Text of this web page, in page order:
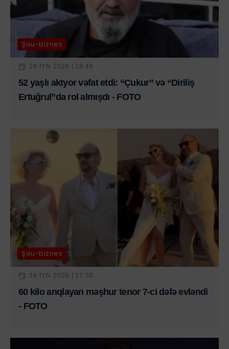
Şou-biznes
29 IYN 2026 | 18:49
52 yaşlı aktyor vəfat etdi: “Çukur” və “Diriliş
Ertuğrul”da rol almışdı - FOTO
Şou-biznes
29 IYN 2026 | 17:30
60 kilo arıqlayan məşhur tenor 7-ci dəfə evləndi
- FOTO